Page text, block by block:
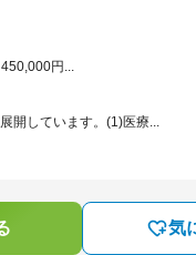
円...
開しています。(1)医療...
気